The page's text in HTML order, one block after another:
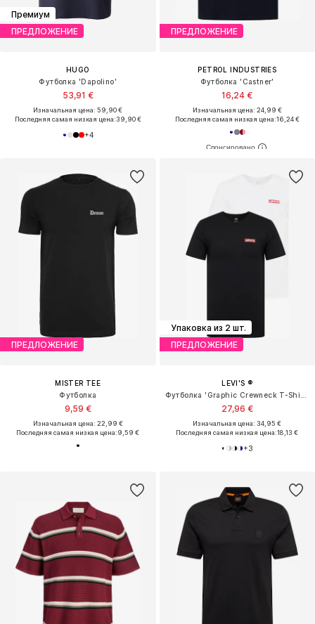
Премиум
ПРЕДЛОЖЕНИЕ
HUGO
Футболка 'Dapolino'
53,91 €
Изначальная цена: 59,90 €
Последняя самая низкая цена:39,90 €
+4
ПРЕДЛОЖЕНИЕ
PETROL INDUSTRIES
Футболка 'Castner'
16,24 €
Изначальная цена: 24,99 €
Последняя самая низкая цена:16,24 €
ПРЕДЛОЖЕНИЕ
MISTER TEE
Футболка
9,59 €
Изначальная цена: 22,99 €
Последняя самая низкая цена:9,59 €
Упаковка из 2 шт.
ПРЕДЛОЖЕНИЕ
LEVI'S ®
Футболка 'Graphic Crewneck T-Shirt - 2 Pack'
27,96 €
Изначальная цена: 34,95 €
Последняя самая низкая цена:18,13 €
+3